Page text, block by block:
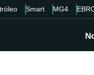
Smart MG4